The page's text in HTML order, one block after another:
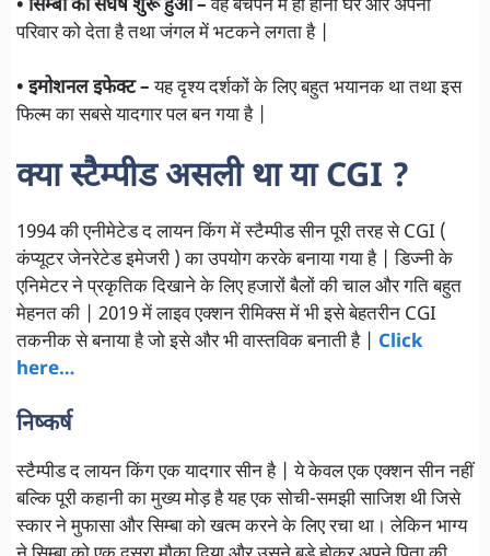
• सिम्बा का संघर्ष शुरू हुआ –वह बचपन में ही होना घर ओर अपना
परिवार को देता है तथा जंगल में भटकने लगता है |
• इमोशनल इफेक्ट –यह दृश्य दर्शकों के लिए बहुत भयानक था तथा इस
फिल्म का सबसे यादगार पल बन गया है |
क्या स्टैम्पीड असली था या CGI ?
1994 की एनीमेटेड द लायन किंग में स्टैम्पीड सीन पूरी तरह से CGI (
कंप्यूटर जेनरेटेड इमेजरी ) का उपयोग करके बनाया गया है | डिज्नी के
एनिमेटर ने प्रकृतिक दिखाने के लिए हजारों बैलों की चाल और गति बहुत
मेहनत की | 2019 में लाइव एक्शन रीमिक्स में भी इसे बेहतरीन CGI
तकनीक से बनाया है जो इसे और भी वास्तविक बनाती है | Click
here…
निष्कर्ष
स्टैम्पीड द लायन किंग एक यादगार सीन है | ये केवल एक एक्शन सीन नहीं
बल्कि पूरी कहानी का मुख्य मोड़ है यह एक सोची-समझी साजिश थी जिसे
स्कार ने मुफासा और सिम्बा को खत्म करने के लिए रचा था। लेकिन भाग्य